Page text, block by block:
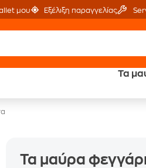
μου Εξέλιξη παραγγελίας
Τα
Έλα
Τα μαύρα